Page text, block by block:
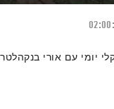
יומי עם אורי